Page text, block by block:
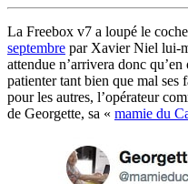
La Freebox v7 a loupé le
septembre par Xavier Niel lui-
attendue n’arrivera donc
patienter tant bien que mal ses
pour les autres, l’opérateur
de Georgette, sa « mamie du